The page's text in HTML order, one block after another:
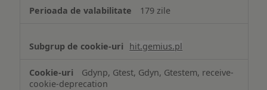
179 zile
hit.gemius.pl
Gdynp, Gtest, Gdyn, Gtestem, receive-
cookie-deprecation